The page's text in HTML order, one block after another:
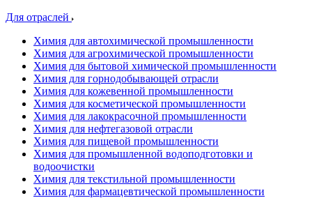
Для отраслей
Химия для автохимической промышленности
Химия для агрохимической промышленности
Химия для бытовой химической промышленности
Химия для горнодобывающей отрасли
Химия для кожевенной промышленности
Химия для косметической промышленности
Химия для лакокрасочной промышленности
Химия для нефтегазовой отрасли
Химия для пищевой промышленности
Химия для промышленной водоподготовки и
водоочистки
Химия для текстильной промышленности
Химия для фармацевтической промышленности